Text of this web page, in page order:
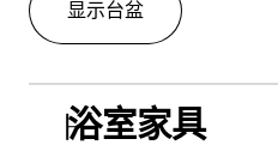
显示台盆
浴室家具